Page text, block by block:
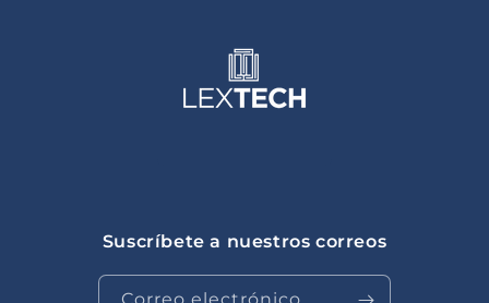
Suscríbete a nuestros correos